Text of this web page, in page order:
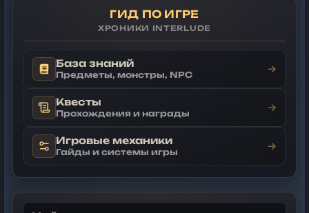
ГИД ПО ИГРЕ
ХРОНИКИ INTERLUDE
База знаний
Предметы, монстры, NPC →
Квесты
Прохождения и награды →
Игровые механики
Гайды и системы игры →